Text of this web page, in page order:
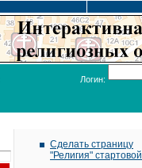
Логин:
Сделать страницу
"Религия" стартовой